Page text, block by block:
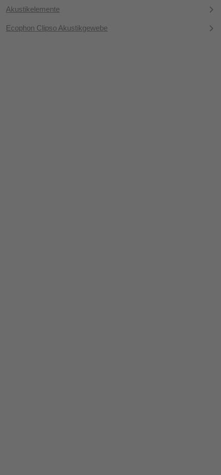
Akustikelemente
Ecophon Clipso Akustikgewebe